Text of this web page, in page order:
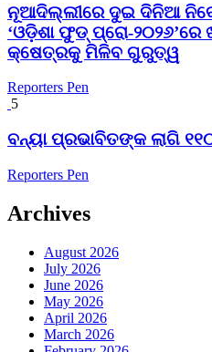
ନୂଆଦିଲ୍ଲୀରେ ଦୁଇ ଦିନିଆ
‘ଓଡ଼ିଶା ଫୁଡ୍ ପ୍ରୋ-
କ୍ଷେତ୍ରକୁ ମିଳିବ ଗୁରୁତ୍ୱ
Reporters Pen
5
ବନ୍ୟା ପ୍ରଭାବିତଙ୍କ ଲାଗି
Reporters Pen
Archives
August 2026
July 2026
June 2026
May 2026
April 2026
March 2026